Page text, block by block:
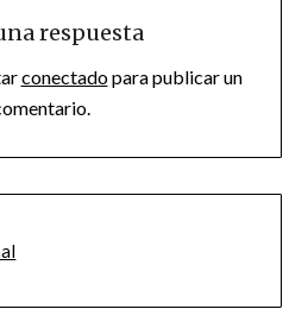
respuesta
conectadopara publicar un